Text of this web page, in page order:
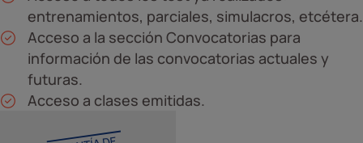
entrenamientos, parciales, simulacros, etcétera.
Acceso a la sección Convocatorias para
información de las convocatorias actuales y
futuras.
Acceso a clases emitidas.